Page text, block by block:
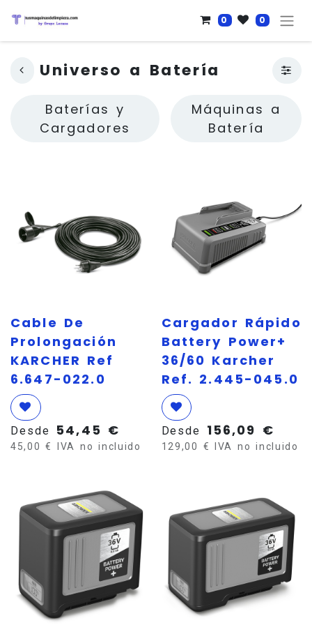
0 0
Universo a Batería
Baterías y
Cargadores
Máquinas a
Batería
Cable De
Prolongación
KARCHER Ref
6.647-022.0
Desde 54,45 €
45,00 € IVA no incluido
Cargador Rápido
Battery Power+
36/60 Karcher
Ref. 2.445-045.0
Desde 156,09 €
129,00 € IVA no incluido